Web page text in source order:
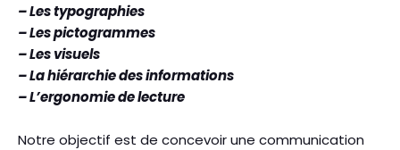
– Les typographies
– Les pictogrammes
– Les visuels
– La hiérarchie des informations
– L’ergonomie de lecture
Notre objectif est de concevoir une communication